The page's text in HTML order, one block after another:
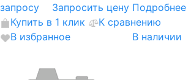
запросу
Запросить цену Подробнее
Купить в 1 клик
К сравнению
В избранное
В наличии